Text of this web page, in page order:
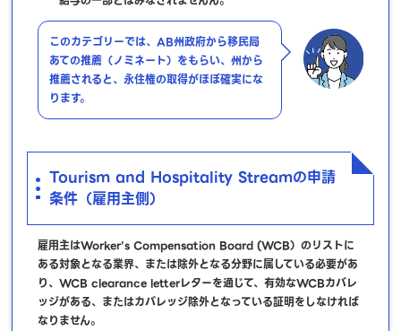
このカテゴリーでは、AB州政府から移民局
あての推薦（ノミネート）をもらい、州から
推薦されると、永住権の取得がほぼ確実にな
ります。
Tourism and Hospitality Streamの申請
条件（雇用主側）
雇用主はWorker’s Compensation Board (WCB）のリストに
ある対象となる業界、または除外となる分野に属している必要があ
り、WCB clearance letterレターを通じて、有効なWCBカバレ
ッジがある、またはカバレッジ除外となっている証明をしなければ
なりません。